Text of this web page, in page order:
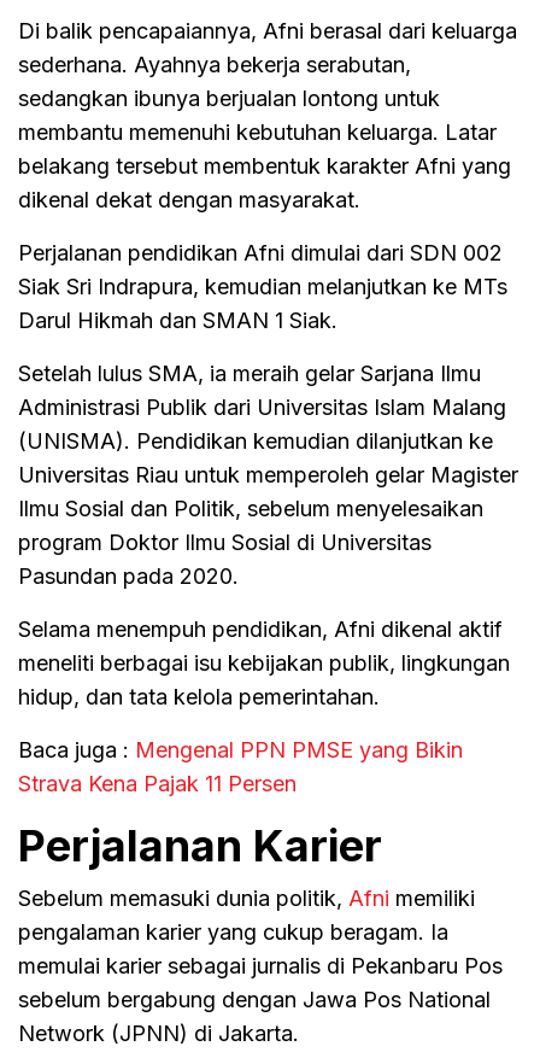
Di balik pencapaiannya, Afni berasal dari keluarga
sederhana. Ayahnya bekerja serabutan,
sedangkan ibunya berjualan lontong untuk
membantu memenuhi kebutuhan keluarga. Latar
belakang tersebut membentuk karakter Afni yang
dikenal dekat dengan masyarakat.
Perjalanan pendidikan Afni dimulai dari SDN 002
Siak Sri Indrapura, kemudian melanjutkan ke MTs
Darul Hikmah dan SMAN 1 Siak.
Setelah lulus SMA, ia meraih gelar Sarjana Ilmu
Administrasi Publik dari Universitas Islam Malang
(UNISMA). Pendidikan kemudian dilanjutkan ke
Universitas Riau untuk memperoleh gelar Magister
Ilmu Sosial dan Politik, sebelum menyelesaikan
program Doktor Ilmu Sosial di Universitas
Pasundan pada 2020.
Selama menempuh pendidikan, Afni dikenal aktif
meneliti berbagai isu kebijakan publik, lingkungan
hidup, dan tata kelola pemerintahan.
Baca juga : Mengenal PPN PMSE yang Bikin
Strava Kena Pajak 11 Persen
Perjalanan Karier
Sebelum memasuki dunia politik, Afni memiliki
pengalaman karier yang cukup beragam. Ia
memulai karier sebagai jurnalis di Pekanbaru Pos
sebelum bergabung dengan Jawa Pos National
Network (JPNN) di Jakarta.